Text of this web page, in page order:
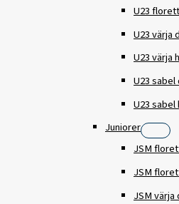
U23
U23 värja
U23 värja
U23 sabel
U23 sabel
Juniorer
JSM
JSM
JSM värja